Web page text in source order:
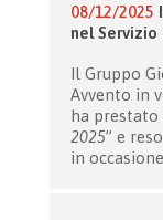
08/12/2025
nel Servizio
Il Gruppo
Avvento in
ha prestato
2025” e
in